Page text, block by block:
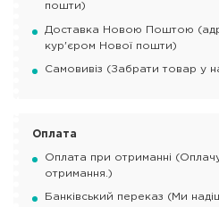
пошти)
Доставка Новою Поштою
кур'єром Нової пошти)
Самовивіз (Забрати товар у
Оплата
Оплата при отриманні
отримання.)
Банківський переказ (Ми